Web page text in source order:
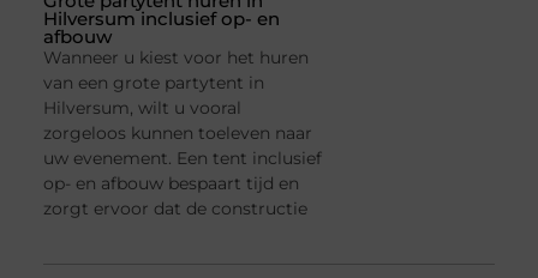
Hilversum inclusief op- en
afbouw
Wanneer u kiest voor het huren
van een grote partytent in
Hilversum, wilt u vooral
zorgeloos kunnen toeleven naar
uw evenement. Een tent inclusief
op- en afbouw bespaart tijd en
zorgt ervoor dat de constructie